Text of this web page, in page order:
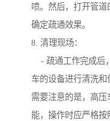
喷。然后，打开管
确定疏通效果。
8. 清理现场：
- 疏通工作完成后
车的设备进行清洗和
需要注意的是，高
能，操作时应严格